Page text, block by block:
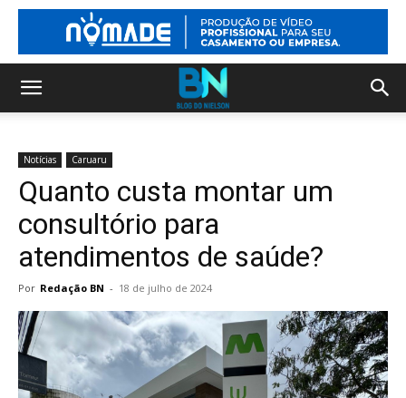
Notícias Caruaru
Quanto custa montar um
consultório para
atendimentos de saúde?
Por Redação BN - 18 de julho de 2024